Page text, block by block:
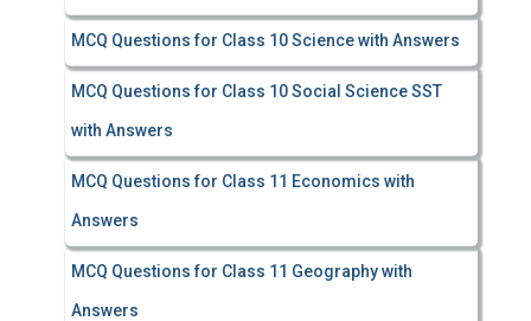
MCQ Questions for Class 10 Science with Answers
MCQ Questions for Class 10 Social Science SST
with Answers
MCQ Questions for Class 11 Economics with
Answers
MCQ Questions for Class 11 Geography with
Answers